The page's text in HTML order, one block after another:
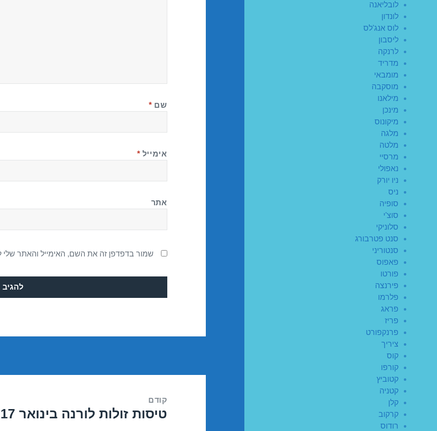
לובליאנה
לונדון
לוס אנג'לס
ליסבון
לרנקה
מדריד
מומבאי
מוסקבה
מילאנו
מינכן
מיקונוס
מלגה
מלטה
מרסיי
נאפולי
ניו יורק
ניס
סופיה
סוצ'י
סלוניקי
סנט פטרבורג
סנטוריני
פאפוס
פורטו
פירנצה
פלרמו
פראג
פריז
פרנקפורט
ציריך
קוס
קורפו
קטוביץ
קטניה
קלן
קרקוב
רודוס
שם *
אימייל *
אתר
שמור בדפדפן זה את השם, האימייל והאתר
קודם
הפוסט
טיסות זולות לורנה בינואר 01/01/2017